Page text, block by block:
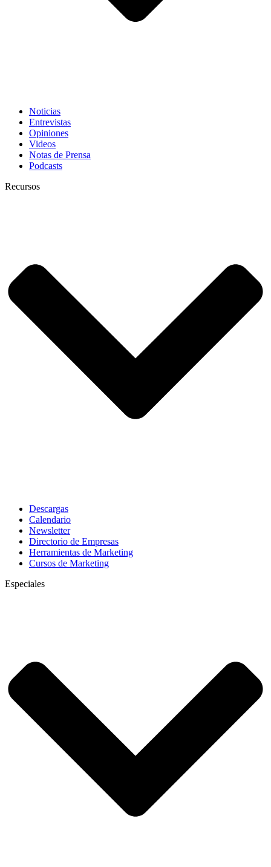
Noticias
Entrevistas
Opiniones
Videos
Notas de Prensa
Podcasts
Recursos
Descargas
Calendario
Newsletter
Directorio de Empresas
Herramientas de Marketing
Cursos de Marketing
Especiales